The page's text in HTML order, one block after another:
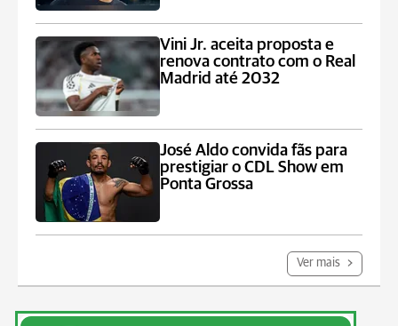
Vini Jr. aceita proposta e
renova contrato com o Real
Madrid até 2032
José Aldo convida fãs para
prestigiar o CDL Show em
Ponta Grossa
Ver mais